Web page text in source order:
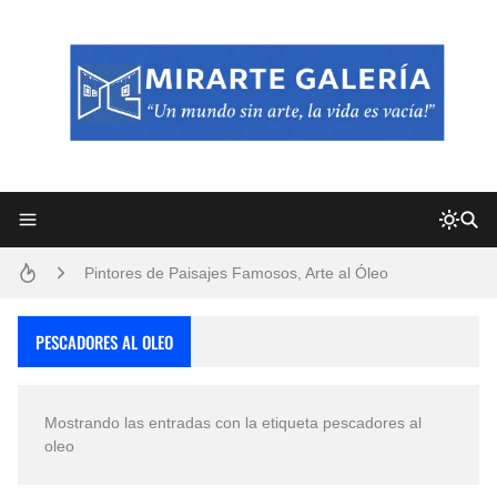
Pintores de Paisajes Famosos, Arte al Óleo
PESCADORES AL OLEO
Mostrando las entradas con la etiqueta pescadores al
oleo